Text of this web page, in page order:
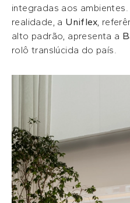
integradas aos
realidade, a Uniflex,
alto padrão, apresenta a
rolô translúcida do país.